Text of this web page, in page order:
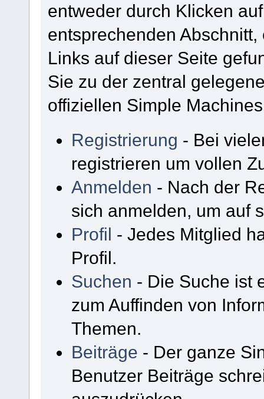
entweder durch Klicken
entsprechenden
Links auf dieser Seite
Sie zu der zentral
offiziellen Simple
Registrierung - Bei
registrieren um vollen
Anmelden - Nach der
sich anmelden, um auf
Profil - Jedes Mitglied
Profil.
Suchen - Die Suche ist
zum Auffinden von
Themen.
Beiträge - Der ganze
Benutzer Beiträge